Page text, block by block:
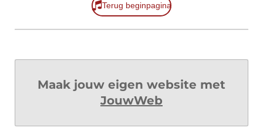
Terug beginpagina
Maak jouw eigen website met
JouwWeb